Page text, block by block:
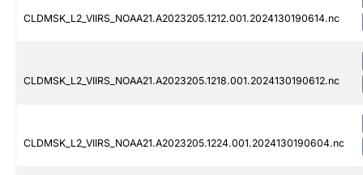
CLDMSK_L2_VIIRS_NOAA21.A2023205.1212.001.2024130190614.nc
CLDMSK_L2_VIIRS_NOAA21.A2023205.1218.001.2024130190612.nc
CLDMSK_L2_VIIRS_NOAA21.A2023205.1224.001.2024130190604.nc